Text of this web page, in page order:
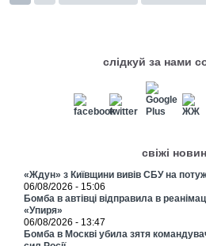
слідкуй за нами
свіжі
«Ждун» з Київщини вивів СБУ на
06/08/2026 - 15:06
Бомба в автівці відправила в
«Упиря»
06/08/2026 - 13:47
Бомба в Москві убила зятя